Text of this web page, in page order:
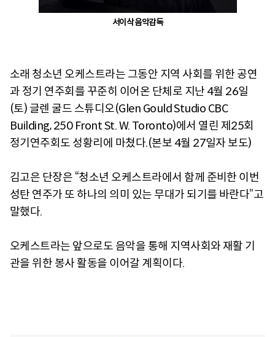
서이삭 음악감독
소래 청소년 오케스트라는 그동안 지역 사회를 위한 공연
과 정기 연주회를 꾸준히 이어온 단체로 지난 4월 26일
(토) 글렌 굴드 스튜디오(Glen Gould Studio CBC
Building, 250 Front St. W. Toronto)에서 열린 제25회
정기연주회도 성황리에 마쳤다.(본보 4월 27일자 보도)
김고은 단장은 “청소년 오케스트라에서 함께 준비한 이번
성탄 연주가 또 하나의 의미 있는 무대가 되기를 바란다”고
말했다.
오케스트라는 앞으로도 음악을 통해 지역사회와 재활 기
관을 위한 봉사 활동을 이어갈 계획이다.